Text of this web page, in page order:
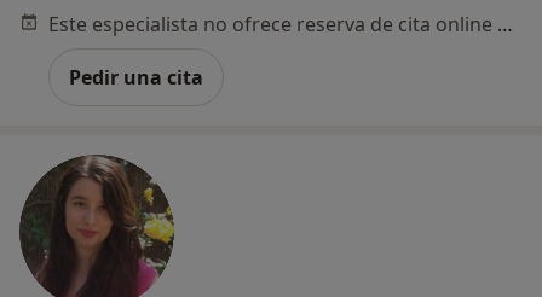
Este especialista no ofrece reserva de cita online en esta dirección.
Pedir una cita